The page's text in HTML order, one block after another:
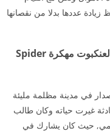
زيادة عددها بدلا من نقصانها
القصة والأحداث الرائعة في لعبة الرجل العنكبوت مهكرة Spider
فايتر 2 مهكرة اخر اصدار في مدينة مظلمة مليئة
غيرت حياته وكان طالب
حيث كان يشارك في